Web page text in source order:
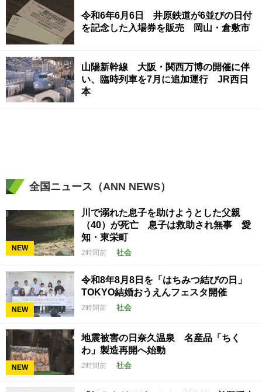
令和6年6月6日 井原鉄道が6並びの日付
を記念した入場券を販売 岡山・倉敷市
山陽新幹線 大阪・関西万博の開催に伴
い、臨時列車を7月に追加運行 JR西日
本
全国ニュース（ANN NEWS）
NEW
川で溺れた息子を助けようとした父親
（40）が死亡 息子は救助され無事 愛
知・東栄町
2時間前 社会
NEW
令和8年8月8日を「はちみつ結びの日」
TOKYO結婚おうえんフェスタ開催
2時間前 社会
NEW
地震被害の日奈久温泉 名産品「ちく
わ」製造再開へ始動
2時間前 社会